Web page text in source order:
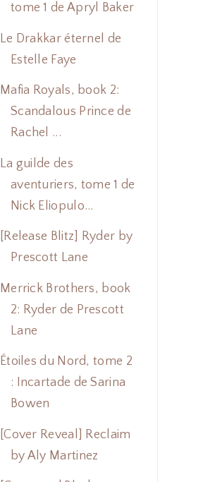
tome 1 de Apryl Baker
Le Drakkar éternel de
Estelle Faye
Mafia Royals, book 2:
Scandalous Prince de
Rachel ...
La guilde des
aventuriers, tome 1 de
Nick Eliopulo...
[Release Blitz] Ryder by
Prescott Lane
Merrick Brothers, book
2: Ryder de Prescott
Lane
Étoiles du Nord, tome 2
: Incartade de Sarina
Bowen
[Cover Reveal] Reclaim
by Aly Martinez